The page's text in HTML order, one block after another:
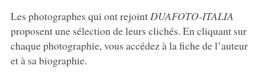
Les photographes qui ont rejoint DUAFOTO-ITALIA
proposent une sélection de leurs clichés. En cliquant sur
chaque photographie, vous accédez à la fiche de l’auteur
et à sa biographie.